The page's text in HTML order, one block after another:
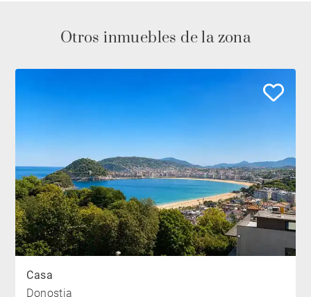
Otros inmuebles de la zona
Casa
Donostia